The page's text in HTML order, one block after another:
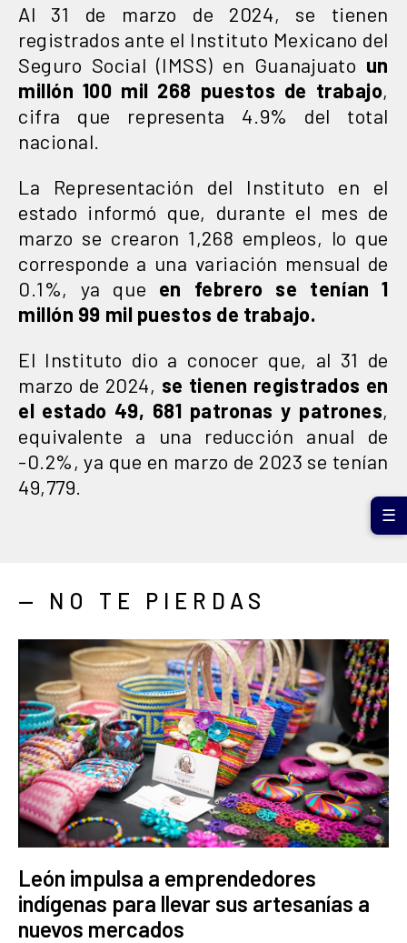
Al 31 de marzo de 2024, se tienen
registrados ante el Instituto Mexicano del
Seguro Social (IMSS) en Guanajuato un
millón 100 mil 268 puestos de trabajo,
cifra que representa 4.9% del total
nacional.
La Representación del Instituto en el
estado informó que, durante el mes de
marzo se crearon 1,268 empleos, lo que
corresponde a una variación mensual de
0.1%, ya que en febrero se tenían 1
millón 99 mil puestos de trabajo.
El Instituto dio a conocer que, al 31 de
marzo de 2024, se tienen registrados en
el estado 49, 681 patronas y patrones,
equivalente a una reducción anual de
-0.2%, ya que en marzo de 2023 se tenían
49,779.
— NO TE PIERDAS
León impulsa a emprendedores
indígenas para llevar sus artesanías a
nuevos mercados
☰